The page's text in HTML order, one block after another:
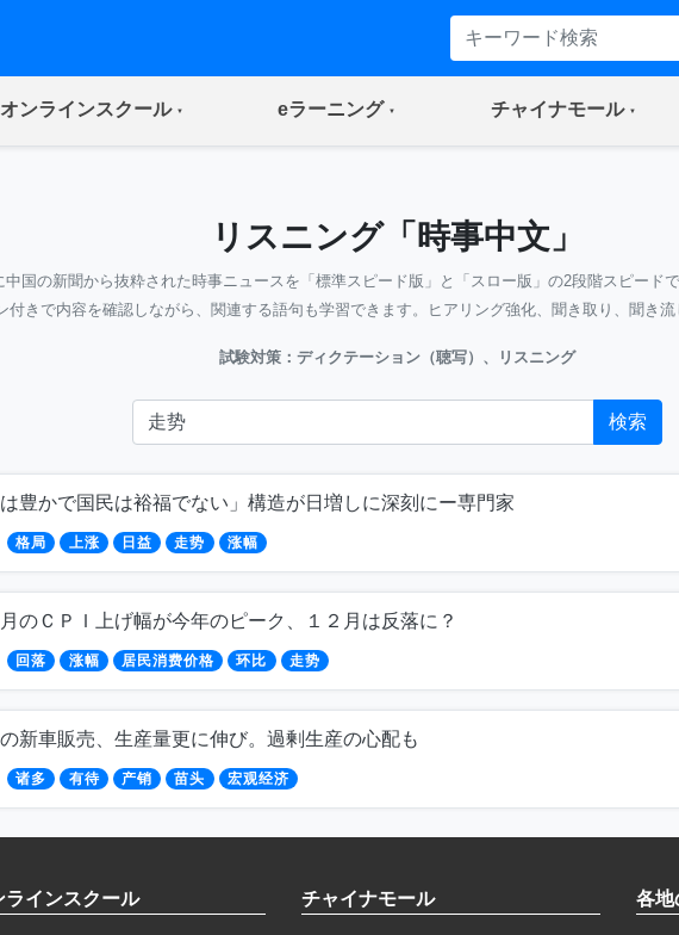
オンラインスクール(current) eラーニング(current) チャイナモール
リスニング「時事中文」
中国の新聞から抜粋された時事ニュースを「標準スピード版」と「スロー版」の2段階スピードで
付きで内容を確認しながら、関連する語句も学習できます。ヒアリング強化、聞き取り、聞き流
試験対策：ディクテーション（聴写）、リスニング
検索
は豊かで国民は裕福でない」構造が日増しに深刻にー専門家
格局 上涨 日益 走势 涨幅
月のＣＰＩ上げ幅が今年のピーク、１２月は反落に？
回落 涨幅 居民消费价格 环比 走势
新車販売、生産量更に伸び。過剰生産の心配も
诸多 有待 产销 苗头 宏观经济
ラインスクール チャイナモール 各地